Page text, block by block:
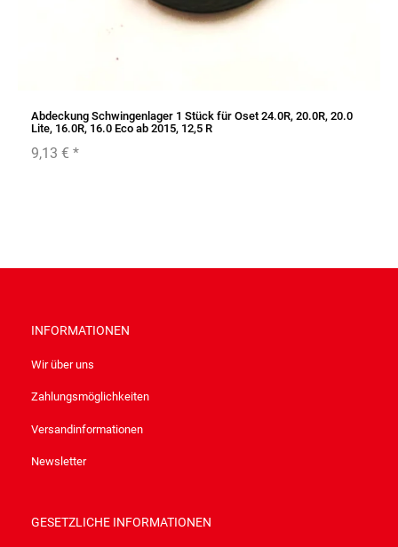
Abdeckung Schwingenlager 1 Stück für Oset 24.0R, 20.0R, 20.0
Lite, 16.0R, 16.0 Eco ab 2015, 12,5 R
9,13 € *
INFORMATIONEN
Wir über uns
Zahlungsmöglichkeiten
Versandinformationen
Newsletter
GESETZLICHE INFORMATIONEN